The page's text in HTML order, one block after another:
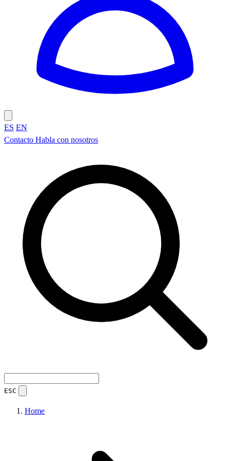
ES EN
Contacto Habla con nosotros
ESC
Home